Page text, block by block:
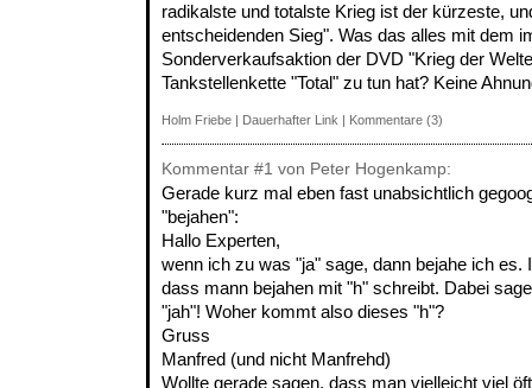
radikalste und totalste Krieg ist der kürzeste,
entscheidenden Sieg". Was das alles mit dem
Sonderverkaufsaktion der DVD "Krieg der
Tankstellenkette "Total" zu tun hat? Keine
Holm Friebe| Dauerhafter Link | Kommentare (3)
Kommentar #1 von Peter Hogenkamp:
Gerade kurz mal eben fast unabsichtlich
"bejahen":
Hallo Experten,
wenn ich zu was "ja" sage, dann bejahe ich es.
dass mann bejahen mit "h" schreibt. Dabei
"jah"! Woher kommt also dieses "h"?
Gruss
Manfred (und nicht Manfrehd)
Wollte gerade sagen, dass man vielleicht viel